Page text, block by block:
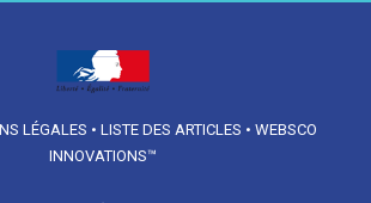
LÉGALES • LISTE DES ARTICLES • WEBSCO
INNOVATIONS™